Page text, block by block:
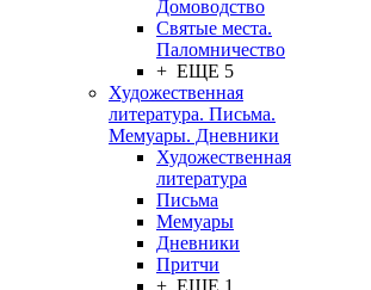
Домоводство
Святые места.
Паломничество
+ ЕЩЕ 5
Художественная
литература. Письма.
Мемуары. Дневники
Художественная
литература
Письма
Мемуары
Дневники
Притчи
+ ЕЩЕ 1